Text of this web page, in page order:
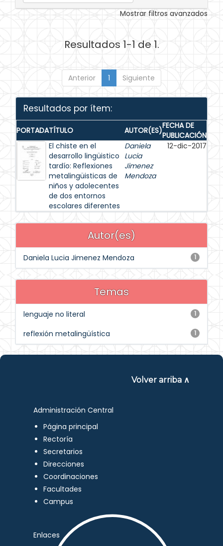
Mostrar filtros avanzados
Resultados 1-1 de 1.
Anterior 1 Siguiente
Resultados por ítem:
PORTADATÍTULO AUTOR(ES)FECHA DE
PUBLICACIÓN
El chiste en el
desarrollo lingüistico
tardío: Reflexiones
metalingüisticas de
niños y adolecentes
de dos entornos
escolares diferentes
Daniela
Lucia
Jimenez
Mendoza
12-dic-2017
Autor(es)
1
Daniela Lucia Jimenez Mendoza
Temas
1
lenguaje no literal
1
reflexión metalingüística
Volver arriba ∧
Administración Central
Página principal
Rectoría
Secretarios
Direcciones
Coordinaciones
Facultades
Campus
Enlaces